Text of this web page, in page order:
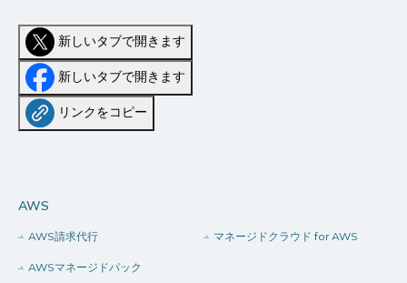
新しいタブで開きます
新しいタブで開きます
リンクをコピー
AWS
AWS請求代行 マネージドクラウド for AWS
AWSマネージドパック